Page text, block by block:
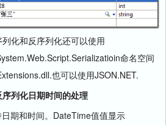
化和反序列化还可以使用
命名空间
也可以使用JSON.NET.
列化日期时间的处理
期和时间。DateTime值值显示